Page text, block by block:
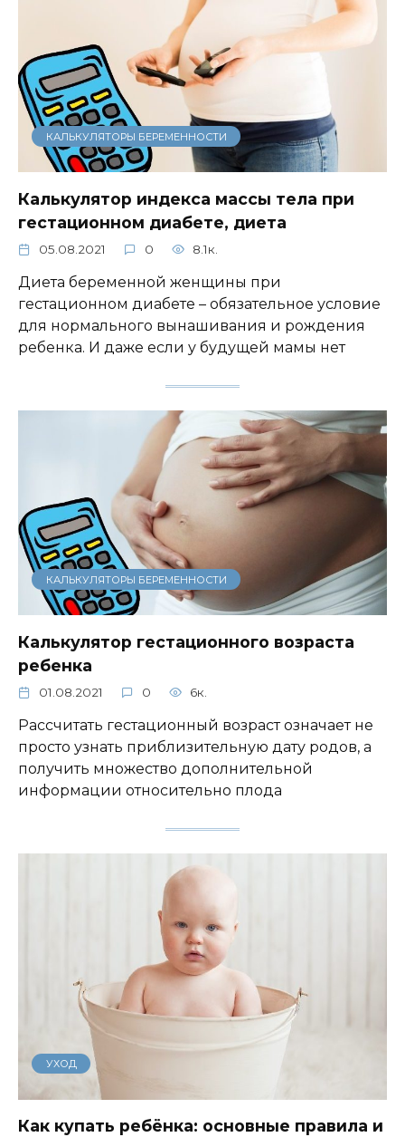
КАЛЬКУЛЯТОРЫ БЕРЕМЕННОСТИ
Калькулятор индекса массы тела при
гестационном диабете, диета
05.08.2021 0 8.1к.
Диета беременной женщины при
гестационном диабете – обязательное условие
для нормального вынашивания и рождения
ребенка. И даже если у будущей мамы нет
КАЛЬКУЛЯТОРЫ БЕРЕМЕННОСТИ
Калькулятор гестационного возраста
ребенка
01.08.2021 0 6к.
Рассчитать гестационный возраст означает не
просто узнать приблизительную дату родов, а
получить множество дополнительной
информации относительно плода
УХОД
Как купать ребёнка: основные правила и